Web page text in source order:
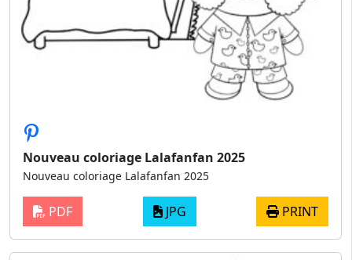
Nouveau coloriage Lalafanfan 2025
Nouveau coloriage Lalafanfan 2025
PDF JPG PRINT